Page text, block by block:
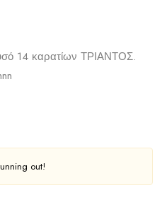
14 καρατίων ΤΡΙΑΝΤΟΣ.
out!